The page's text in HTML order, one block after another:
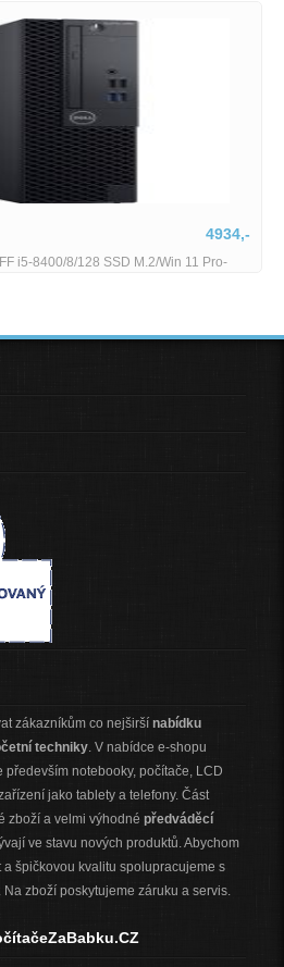
4934,-
i5-8400/8/128 SSD M.2/Win 11 Pro-
zákazníkům co nejširší nabídku
techniky. V nabídce e-shopu
především notebooky, počítače, LCD
jako tablety a telefony. Část
zboží a velmi výhodné předváděcí
ve stavu nových produktů. Abychom
špičkovou kvalitu spolupracujeme s
zboží poskytujeme záruku a servis.